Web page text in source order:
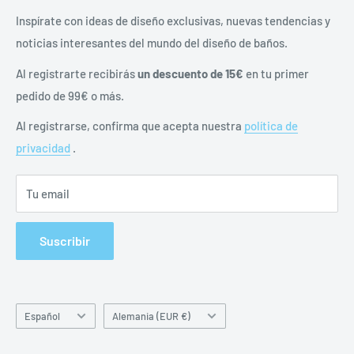
Blog
Envíos y devoluciones
Derecho de desistimiento
Cancelar contrato
política de privacidad
imprimir
Inspírate con ideas de diseño exclusivas, nuevas tendencias y
noticias interesantes del mundo del diseño de baños.
Al registrarte recibirásun descuento de 15€ en tu primer
pedido de 99€ o más.
Al registrarse, confirma que acepta nuestra política de
privacidad .
Tu email
Suscribir
Idioma
Español País/región
Alemania (EUR €)